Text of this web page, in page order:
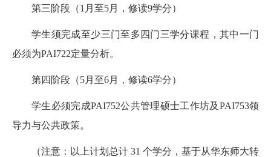
第三阶段（1月至5月，修读9学分）
学生须完成至少三门至多四门三学分课程，其中一门
必须为PAI722定量分析。
第四阶段（5月至6月，修读6学分）
学生必须完成PAI752公共管理硕士工作坊及PAI753领
导力与公共政策。
（注意：以上计划总计 31 个学分，基于从华东师大转